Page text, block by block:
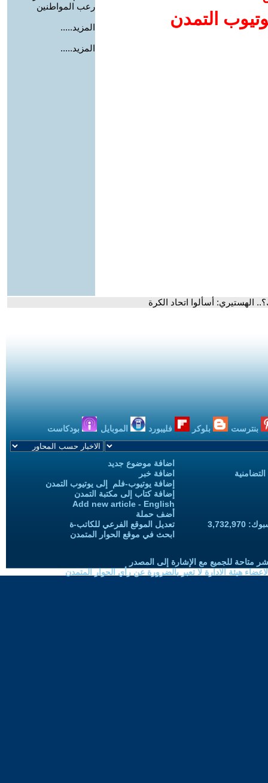
التمدن
رعب المواطنين
المزيد.....
المزيد.....
الهستيري: أسألوا اتحاد الكرة
بنترست بلوكر فليبورد الموبايل بودكاست
اضافة موضوع جديد
اضافة خبر
إضافة يوتيوب-فلم إلى يوتيوب التمدن
إضافة كتاب إلى مكتبة التمدن
Add new article - English
أضف حملة
تعديل الموقع الفرعي للكاتب-ة
ابحث في موقع الحوار المتمدن
متاحة للجميع مع الإشارة إلى المصدر
هيئة الادارة لا تعبر بالضرورة عن رأي الحوار المتمدن